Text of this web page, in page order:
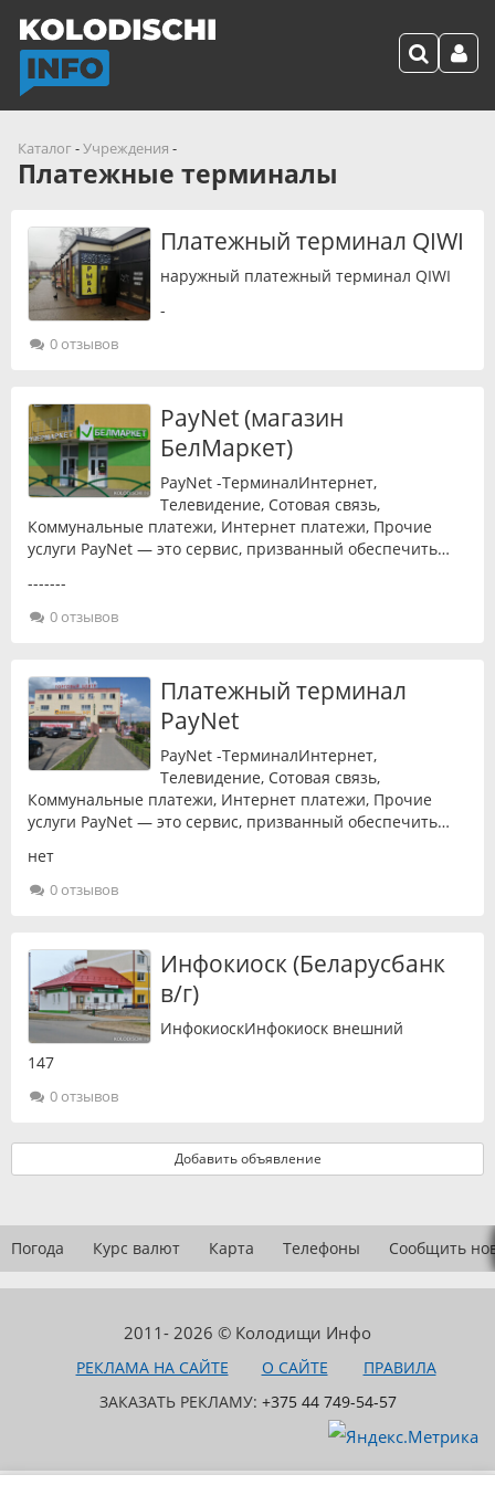
Каталог-Учреждения -
Платежные терминалы
Платежный терминал QIWI
наружный платежный терминал QIWI
-
0 отзывов
PayNet (магазин
БелМаркет)
PayNet -ТерминалИнтернет,
Телевидение, Сотовая связь,
Коммунальные платежи, Интернет платежи, Прочие
услуги PayNet — это сервис, призванный обеспечить…
-------
0 отзывов
Платежный терминал
PayNet
PayNet -ТерминалИнтернет,
Телевидение, Сотовая связь,
Коммунальные платежи, Интернет платежи, Прочие
услуги PayNet — это сервис, призванный обеспечить…
нет
0 отзывов
Инфокиоск (Беларусбанк
в/г)
ИнфокиоскИнфокиоск внешний
147
0 отзывов
Добавить объявление
Погода Курс валют Карта Телефоны Сообщить
2011- 2026 © Колодищи Инфо
РЕКЛАМА НА САЙТЕ О САЙТЕ
ПРАВИЛА
ЗАКАЗАТЬ РЕКЛАМУ: +375 44 749-54-57